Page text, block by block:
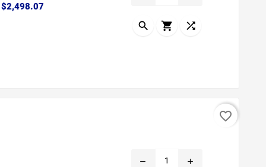
$2,498.07
  
remove add
favorite_border